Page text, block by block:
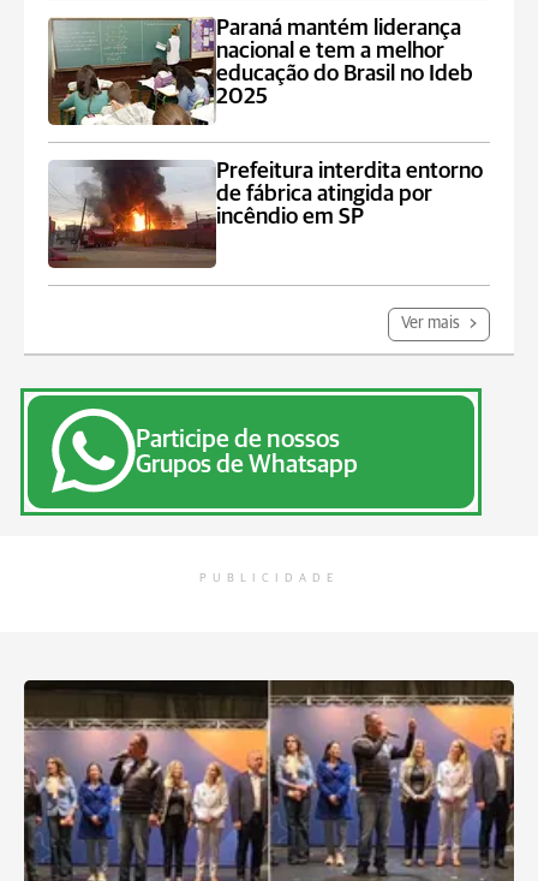
Paraná mantém liderança
nacional e tem a melhor
educação do Brasil no Ideb
2025
Prefeitura interdita entorno
de fábrica atingida por
incêndio em SP
Ver mais
Participe de nossos
Grupos de Whatsapp
PUBLICIDADE